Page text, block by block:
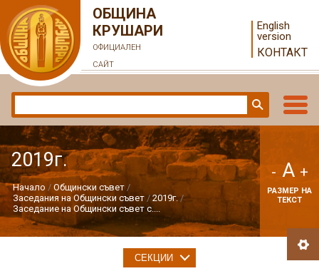
ОБЩИНА
КРУШАРИ
ОФИЦИАЛЕН
САЙТ
English
version
КОНТАКТ
2019г.
Начало
Общински съвет
Заседания на Общински съвет
2019г.
Заседание на Общински съвет с....
- A +
РАЗМЕР НА
ТЕКСТ
СЕКЦИИ